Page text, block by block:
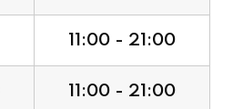
11:00 - 21:00
11:00 - 21:00